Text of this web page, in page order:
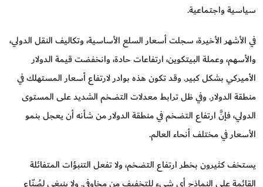
سياسية واجتماعية.
في الأشهر الأخيرة، سجلت أسعار السلع الأساسية، وتكاليف النقل الدولي،
والأسهم، وعملة البيتكوين، ارتفاعات حادة، وانخفضت قيمة الدولار
الأميركي بشكل كبير. وقد تكون هذه بوادر لارتفاع أسعار المستهلك في
منطقة الدولار. وفي ظل ترابط معدلات التضخم الشديد على المستوى
الدولي، فإنَّ ارتفاع التضخم في منطقة الدولار من شأنه أن يعجل بنمو
الأسعار في مختلف أنحاء العالم.
يستخف كثيرون بخطر ارتفاع التضخم، ولا تفعل التنبؤات المتفائلة
القائمة على النماذج أي شيء للتخفيف من مخاوفي. ولا ينبغي لصُنّاع